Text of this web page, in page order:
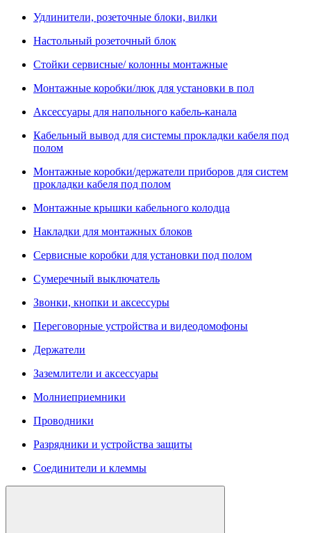
Удлинители, розеточные блоки, вилки
Настольный розеточный блок
Стойки сервисные/ колонны монтажные
Монтажные коробки/люк для установки в пол
Аксессуары для напольного кабель-канала
Кабельный вывод для системы прокладки кабеля под
полом
Монтажные коробки/держатели приборов для систем
прокладки кабеля под полом
Монтажные крышки кабельного колодца
Накладки для монтажных блоков
Сервисные коробки для установки под полом
Сумеречный выключатель
Звонки, кнопки и аксессуры
Переговорные устройства и видеодомофоны
Держатели
Заземлители и аксессуары
Молниеприемники
Проводники
Разрядники и устройства защиты
Соединители и клеммы